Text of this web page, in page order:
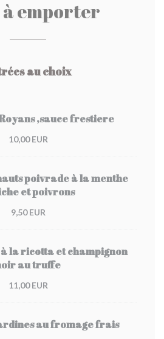
emporter
au choix
,sauce frestiere
10,00 EUR
poivrade à la menthe
et poivrons
9,50 EUR
la ricotta et champignon
au truffe
11,00 EUR
au fromage frais